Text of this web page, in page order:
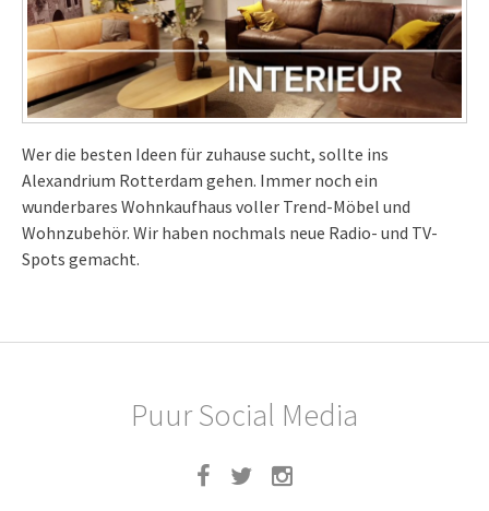
Wer die besten Ideen für zuhause sucht, sollte ins
Alexandrium Rotterdam gehen. Immer noch ein
wunderbares Wohnkaufhaus voller Trend-Möbel und
Wohnzubehör. Wir haben nochmals neue Radio- und TV-
Spots gemacht.
Puur Social Media